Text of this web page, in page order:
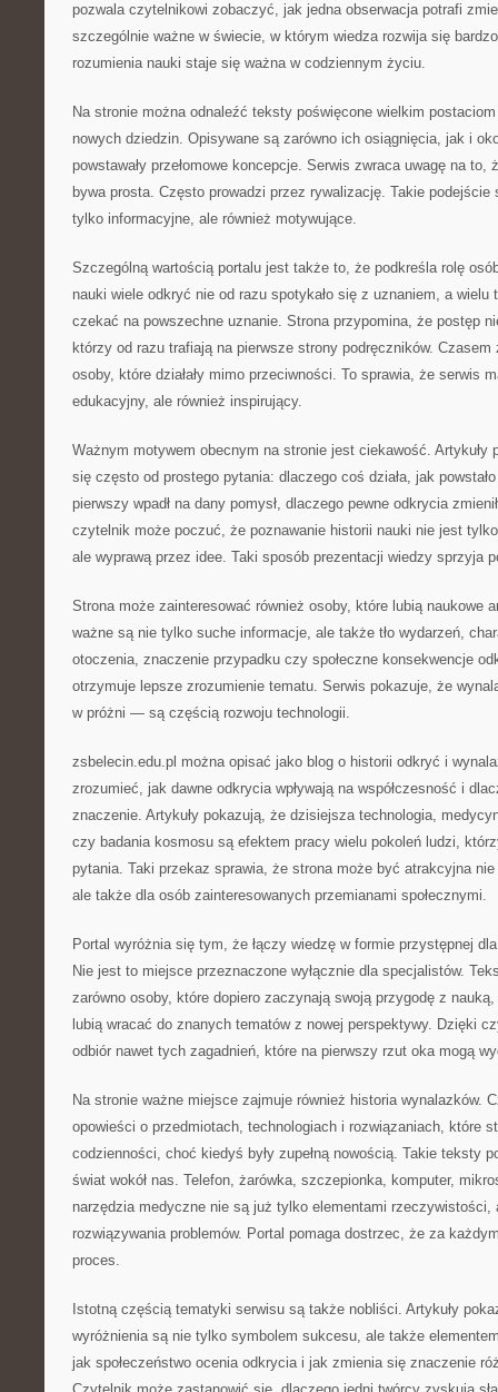
pozwala czytelnikowi zobaczyć, jak jedna obserwacja potrafi
szczególnie ważne w świecie, w którym wiedza rozwija się
rozumienia nauki staje się ważna w codziennym życiu.
Na stronie można odnaleźć teksty poświęcone wielkim
nowych dziedzin. Opisywane są zarówno ich osiągnięcia, jak i
powstawały przełomowe koncepcje. Serwis zwraca uwagę na to,
bywa prosta. Często prowadzi przez rywalizację. Takie podejście
tylko informacyjne, ale również motywujące.
Szczególną wartością portalu jest także to, że podkreśla rolę
nauki wiele odkryć nie od razu spotykało się z uznaniem, a wielu
czekać na powszechne uznanie. Strona przypomina, że postęp
którzy od razu trafiają na pierwsze strony podręczników.
osoby, które działały mimo przeciwności. To sprawia, że serwis
edukacyjny, ale również inspirujący.
Ważnym motywem obecnym na stronie jest ciekawość. Artykuły
się często od prostego pytania: dlaczego coś działa, jak
pierwszy wpadł na dany pomysł, dlaczego pewne odkrycia
czytelnik może poczuć, że poznawanie historii nauki nie jest
ale wyprawą przez idee. Taki sposób prezentacji wiedzy sprzyja
Strona może zainteresować również osoby, które lubią naukowe
ważne są nie tylko suche informacje, ale także tło wydarzeń,
otoczenia, znaczenie przypadku czy społeczne konsekwencje
otrzymuje lepsze zrozumienie tematu. Serwis pokazuje, że
w próżni — są częścią rozwoju technologii.
zsbelecin.edu.pl można opisać jako blog o historii odkryć i
zrozumieć, jak dawne odkrycia wpływają na współczesność i
znaczenie. Artykuły pokazują, że dzisiejsza technologia,
czy badania kosmosu są efektem pracy wielu pokoleń ludzi,
pytania. Taki przekaz sprawia, że strona może być atrakcyjna
ale także dla osób zainteresowanych przemianami społecznymi.
Portal wyróżnia się tym, że łączy wiedzę w formie przystępnej
Nie jest to miejsce przeznaczone wyłącznie dla specjalistów.
zarówno osoby, które dopiero zaczynają swoją przygodę z
lubią wracać do znanych tematów z nowej perspektywy. Dzięki
odbiór nawet tych zagadnień, które na pierwszy rzut oka mogą
Na stronie ważne miejsce zajmuje również historia wynalazków.
opowieści o przedmiotach, technologiach i rozwiązaniach, które
codzienności, choć kiedyś były zupełną nowością. Takie teksty
świat wokół nas. Telefon, żarówka, szczepionka, komputer,
narzędzia medyczne nie są już tylko elementami rzeczywistości,
rozwiązywania problemów. Portal pomaga dostrzec, że za
proces.
Istotną częścią tematyki serwisu są także nobliści. Artykuły
wyróżnienia są nie tylko symbolem sukcesu, ale także
jak społeczeństwo ocenia odkrycia i jak zmienia się znaczenie